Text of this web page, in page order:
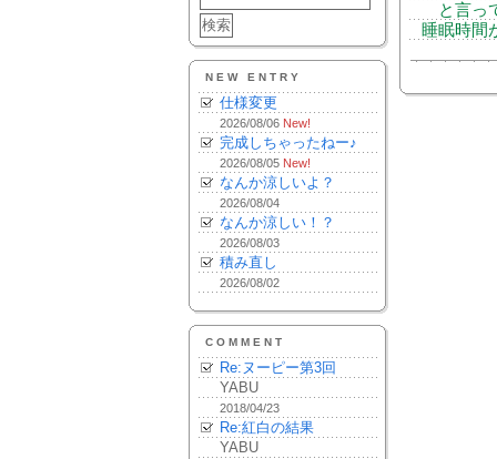
NEW ENTRY
仕様変更
2026/08/06 New!
完成しちゃったねー♪
2026/08/05 New!
なんか涼しいよ？
2026/08/04
なんか涼しい！？
2026/08/03
積み直し
2026/08/02
COMMENT
Re:ヌーピー第3回
YABU
2018/04/23
Re:紅白の結果
YABU
と言っ
睡眠時間